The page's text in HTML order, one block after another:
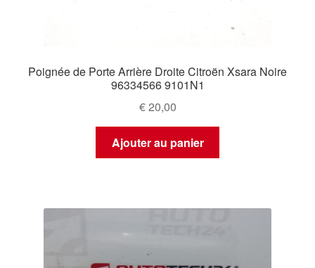
Poignée de Porte Arrière Droite Citroën Xsara Noire
96334566 9101N1
€20,00
Ajouter au panier